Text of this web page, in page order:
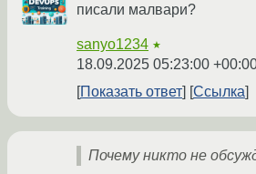
писали малвари?
sanyo1234 ★
18.09.2025 05:23:00
Показать ответ
Ссылка
Почему никто не